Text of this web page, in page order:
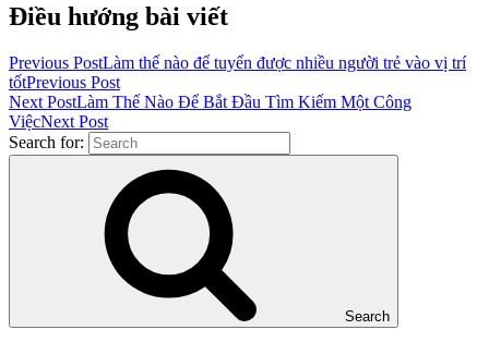
Điều hướng bài viết
Previous PostLàm thế nào để tuyển được nhiều người trẻ vào vị trí
tốtPrevious Post
Next PostLàm Thế Nào Để Bắt Đầu Tìm Kiếm Một Công
ViệcNext Post
Search for:
Search